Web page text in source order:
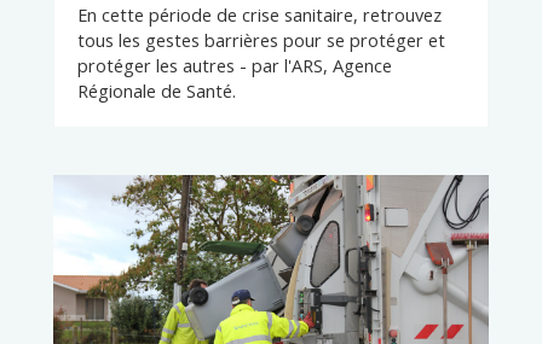
En cette période de crise sanitaire, retrouvez
tous les gestes barrières pour se protéger et
protéger les autres - par l'ARS, Agence
Régionale de Santé.